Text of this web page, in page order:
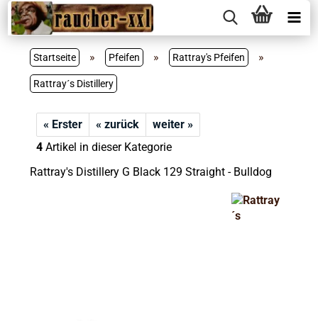
Startseite » Pfeifen » Rattray's Pfeifen »
Rattray´s Distillery
« Erster « zurück
weiter »
4Artikel in dieser Kategorie
Rattray's Distillery G Black 129 Straight - Bulldog